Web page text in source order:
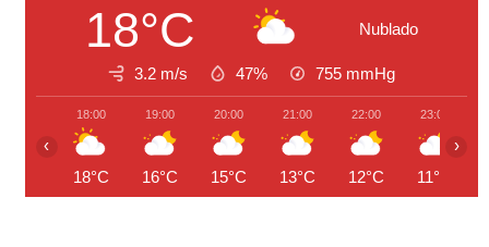
18°C Nublado
3.2 m/s 47% 755 mmHg
18:00
18°C
19:00
16°C
20:00
15°C
21:00
13°C
22:00
12°C
23:00
11°C
‹ ›